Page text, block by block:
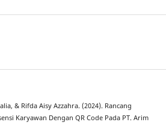
& Rifda Aisy Azzahra. (2024). Rancang
Karyawan Dengan QR Code Pada PT. Arim